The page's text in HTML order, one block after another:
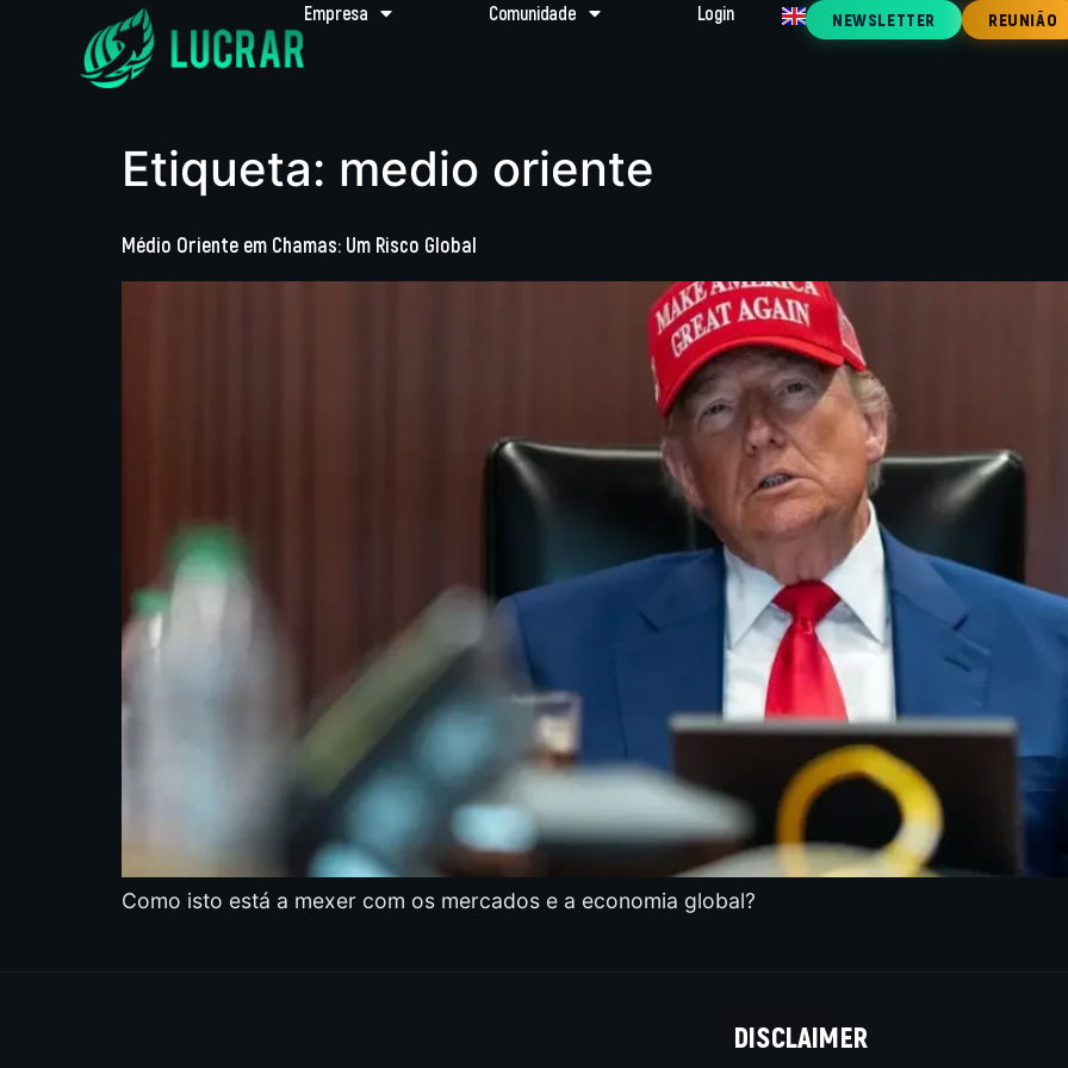
Empresa Comunidade Login NEWSLETTER REUNIÃO
Etiqueta: medio oriente
Médio Oriente em Chamas: Um Risco Global
Como isto está a mexer com os mercados e a economia global?
DISCLAIMER